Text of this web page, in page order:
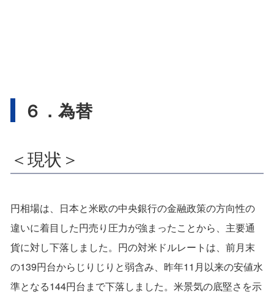
６．為替
＜現状＞
円相場は、日本と米欧の中央銀行の金融政策の方向性の
違いに着目した円売り圧力が強まったことから、主要通
貨に対し下落しました。円の対米ドルレートは、前月末
の139円台からじりじりと弱含み、昨年11月以来の安値水
準となる144円台まで下落しました。米景気の底堅さを示